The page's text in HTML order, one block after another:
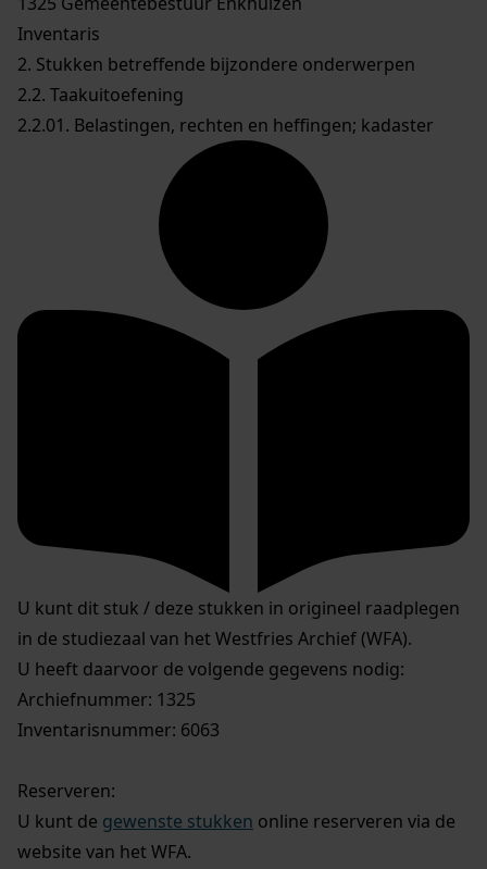
Inventaris
2. Stukken betreffende bijzondere onderwerpen
2.2. Taakuitoefening
2.2.01. Belastingen, rechten en heffingen; kadaster
U kunt dit stuk / deze stukken in origineel raadplegen
in de studiezaal van het Westfries Archief (WFA).
U heeft daarvoor de volgende gegevens nodig:
Archiefnummer: 1325
Inventarisnummer: 6063
Reserveren:
U kunt de gewenste stukken online reserveren via de
website van het WFA.